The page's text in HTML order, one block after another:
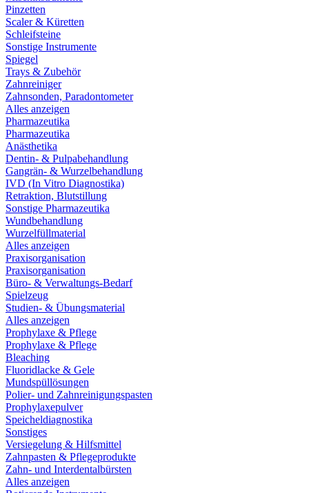
Pinzetten
Scaler & Küretten
Schleifsteine
Sonstige Instrumente
Spiegel
Trays & Zubehör
Zahnreiniger
Zahnsonden, Paradontometer
Alles anzeigen
Pharmazeutika
Pharmazeutika
Anästhetika
Dentin- & Pulpabehandlung
Gangrän- & Wurzelbehandlung
IVD (In Vitro Diagnostika)
Retraktion, Blutstillung
Sonstige Pharmazeutika
Wundbehandlung
Wurzelfüllmaterial
Alles anzeigen
Praxisorganisation
Praxisorganisation
Büro- & Verwaltungs-Bedarf
Spielzeug
Studien- & Übungsmaterial
Alles anzeigen
Prophylaxe & Pflege
Prophylaxe & Pflege
Bleaching
Fluoridlacke & Gele
Mundspüllösungen
Polier- und Zahnreinigungspasten
Prophylaxepulver
Speicheldiagnostika
Sonstiges
Versiegelung & Hilfsmittel
Zahnpasten & Pflegeprodukte
Zahn- und Interdentalbürsten
Alles anzeigen